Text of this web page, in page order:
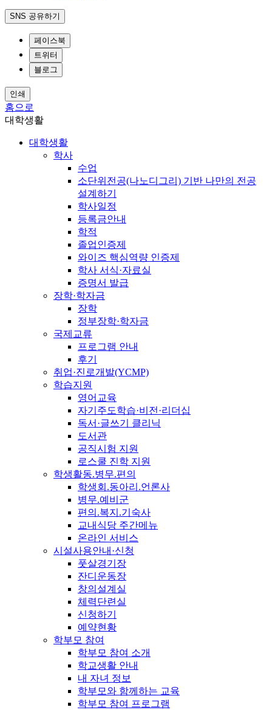
SNS 공유하기
페이스북
트위터
블로그
인쇄
홈으로
대학생활
대학생활
학사
수업
소단위전공(나노디그리) 기반 나만의 전공
설계하기
학사일정
등록금안내
학적
졸업인증제
와이즈 핵심역량 인증제
학사 서식·자료실
증명서 발급
장학·학자금
장학
정부장학·학자금
국제교류
프로그램 안내
후기
취업·진로개발(YCMP)
학습지원
영어교육
자기주도학습·비전·리더십
독서·글쓰기 클리닉
도서관
공직시험 지원
로스쿨 진학 지원
학생활동.병무.편의
학생회.동아리.언론사
병무.예비군
편의.복지.기숙사
교내식당 주간메뉴
온라인 서비스
시설사용안내·신청
풋살경기장
잔디운동장
창의설계실
체력단련실
신청하기
예약현황
학부모 참여
학부모 참여 소개
학교생활 안내
내 자녀 정보
학부모와 함께하는 교육
학부모 참여 프로그램